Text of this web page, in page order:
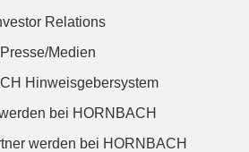
Relations
Presse/Medien
Hinweisgebersystem
bei HORNBACH
werden bei HORNBACH